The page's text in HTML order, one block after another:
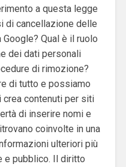
a questa legge
di cancellazione delle
Qual è il ruolo
dei dati personali
di rimozione?
di tutto e possiamo
crea contenuti per siti
di inserire nomi e
coinvolte in una
ulteriori più
e pubblico. Il diritto